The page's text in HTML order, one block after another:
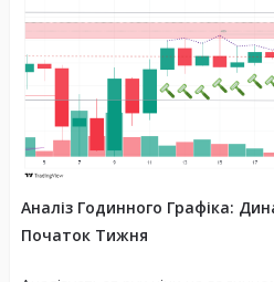
Аналіз Годинного Графіка:
Початок Тижня